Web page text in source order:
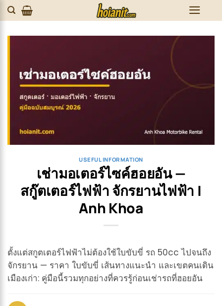
Skip
to
USEFUL INFORMATION
เช่ามอเตอร์ไซค์ฮอยอัน —
สกู๊ตเตอร์ไฟฟ้า จักรยานไฟฟ้า |
Anh Khoa
ตั้งแต่สกูตเตอร์ไฟฟ้าไม่ต้องใช้ใบขับขี่ รถ 50cc ไปจนถึง
จักรยาน — ราคา ใบขับขี่ เส้นทางแนะนำ และเขตคนเดิน
เมืองเก่า: คู่มือนี้รวมทุกอย่างที่ควรรู้ก่อนเช่ารถที่ฮอยอัน